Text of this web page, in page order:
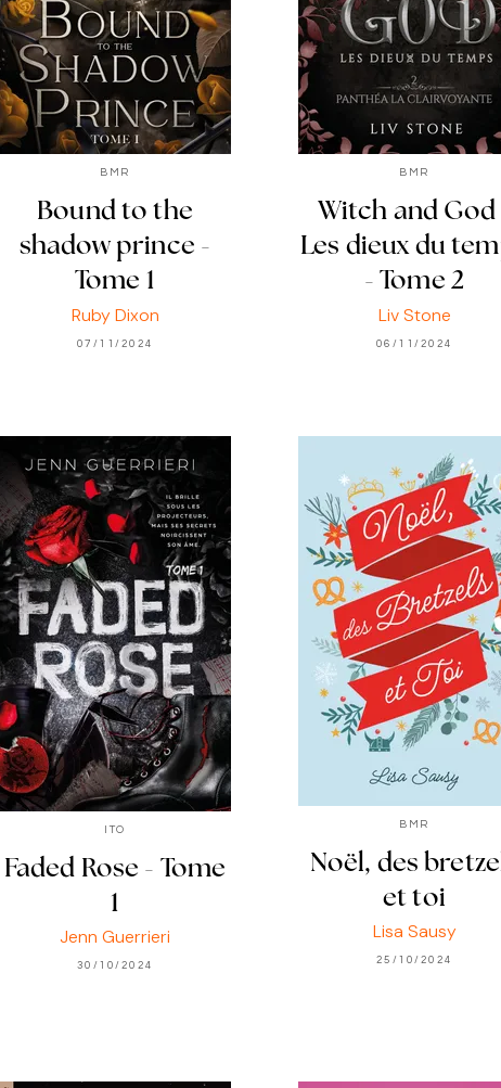
BMR
Bound to the
shadow prince -
Tome 1
Ruby Dixon
07/11/2024
BMR
Witch and God
Les dieux du
- Tome 2
Liv Stone
06/11/2024
ITO
Faded Rose - Tome
1
Jenn Guerrieri
30/10/2024
BMR
Noël, des
et toi
Lisa Sausy
25/10/2024